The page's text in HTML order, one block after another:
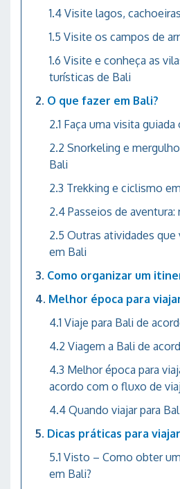
Visite lagos,
Visite os campos de
Visite e conheça as
turísticas de Bali
O que fazer em Bali?
Faça uma visita guiada
Snorkeling e
Bali
Trekking e ciclismo
Passeios de
Outras atividades
em Bali
Como organizar um
Melhor época para
Viaje para Bali de
Viagem a Bali de
Melhor época para
acordo com o fluxo de
Quando viajar para
Dicas práticas para
Visto – Como obter
em Bali?